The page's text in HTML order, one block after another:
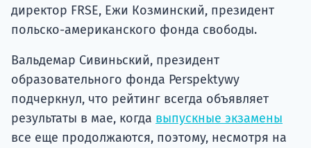
директор FRSE, Ежи Козминский, президент
польско-американского фонда свободы.
Вальдемар Сивиньский, президент
образовательного фонда Perspektywy
подчеркнул, что рейтинг всегда объявляет
результаты в мае, когда выпускные экзамены
все еще продолжаются, поэтому, несмотря на